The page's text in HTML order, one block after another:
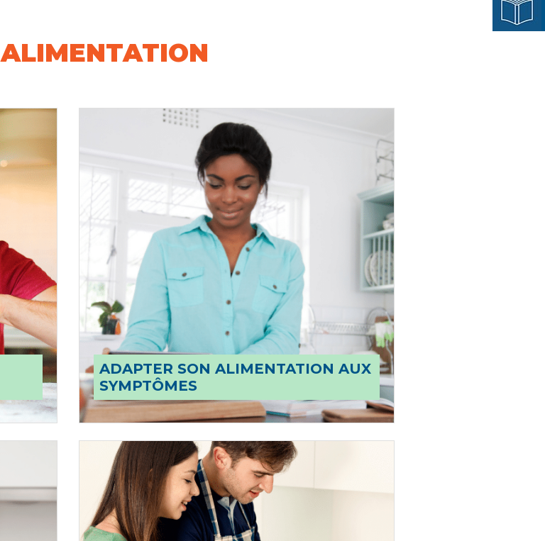
ADAPTER SON ALIMENTATION AUX
SYMPTÔMES